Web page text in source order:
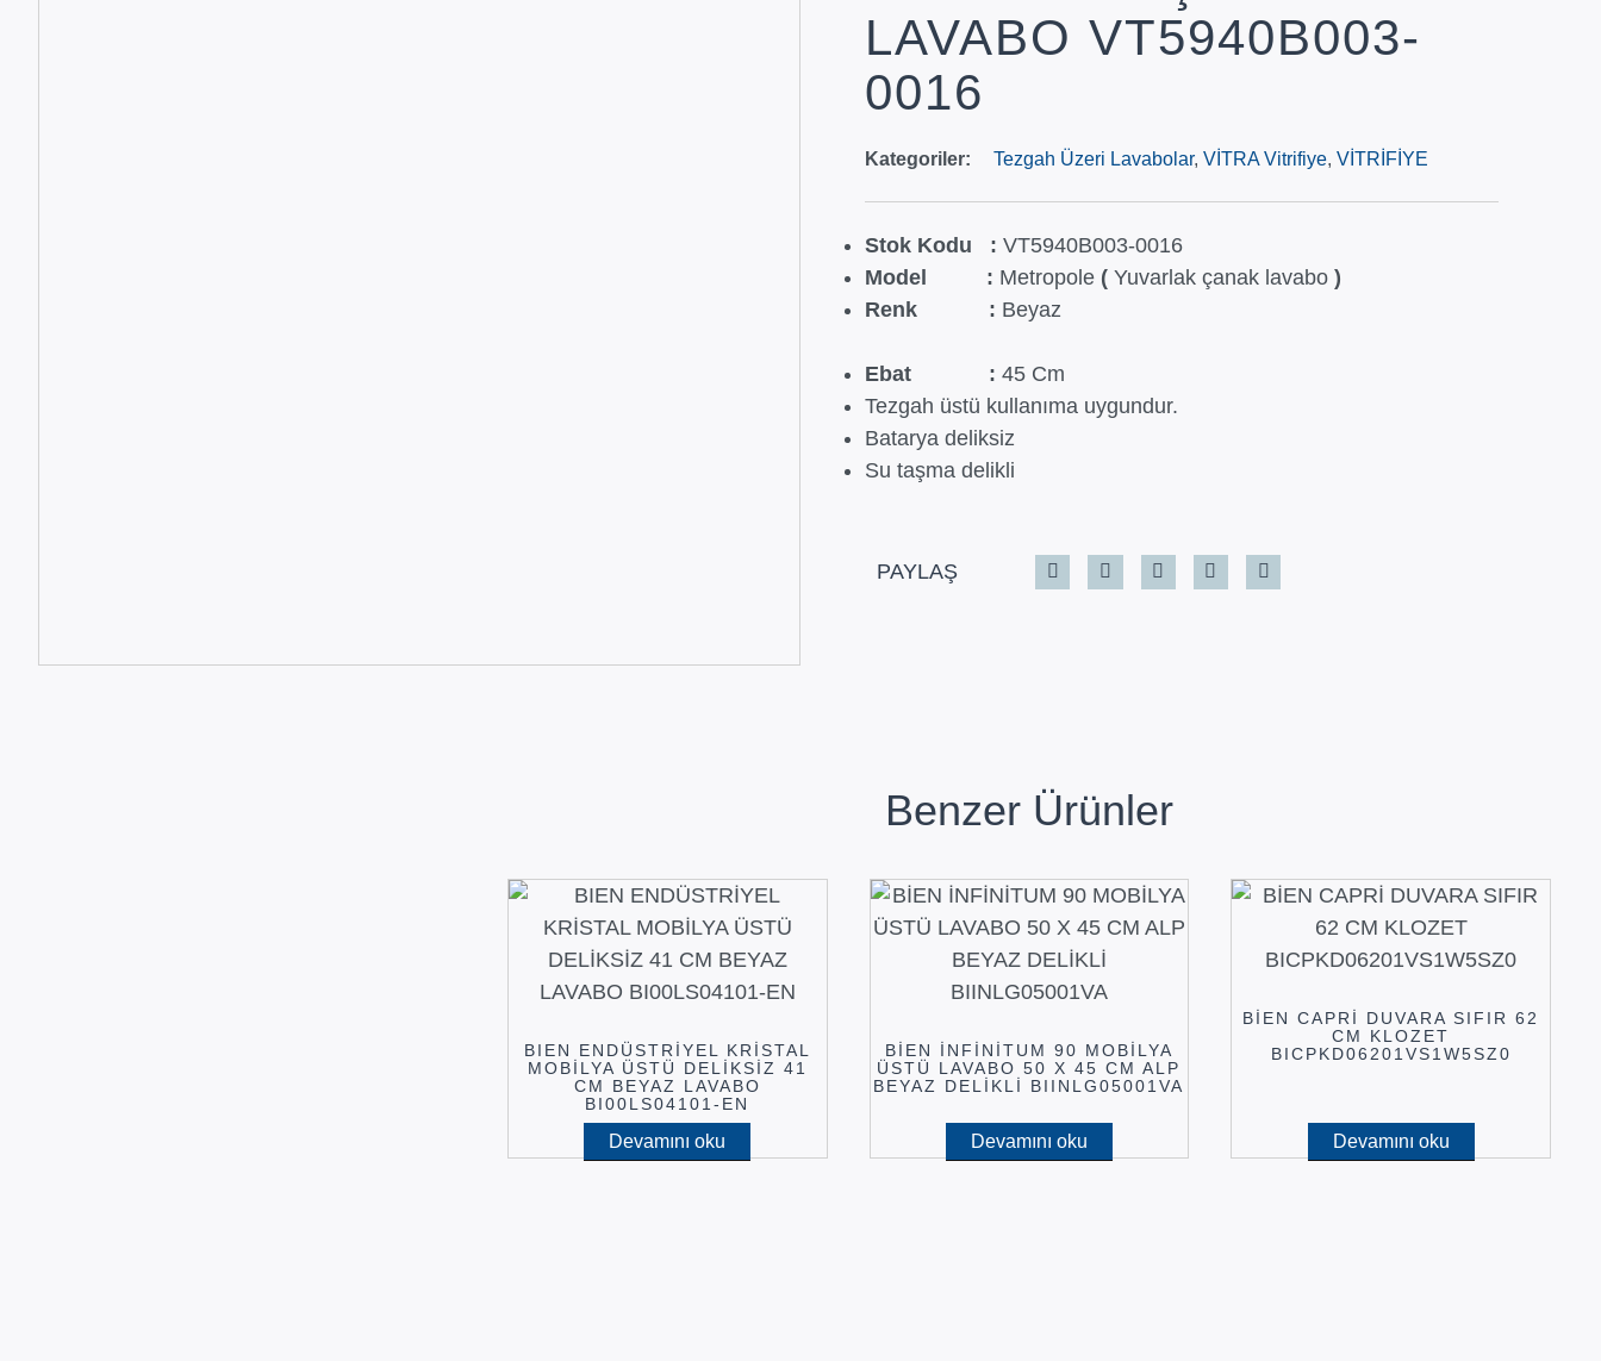
LAVABO VT5940B003-
0016
Kategoriler: Tezgah Üzeri Lavabolar, VİTRA Vitrifiye, VİTRİFİYE
Stok Kodu : VT5940B003-0016
Model : Metropole ( Yuvarlak çanak lavabo )
Renk : Beyaz
Ebat : 45 Cm
Tezgah üstü kullanıma uygundur.
Batarya deliksiz
Su taşma delikli
PAYLAŞ
Benzer Ürünler
BIEN ENDÜSTRİYEL KRİSTAL
MOBİLYA ÜSTÜ DELİKSİZ 41
CM BEYAZ LAVABO
BI00LS04101-EN
Devamını oku
BİEN İNFİNİTUM 90 MOBİLYA
ÜSTÜ LAVABO 50 X 45 CM ALP
BEYAZ DELİKLİ BIINLG05001VA
Devamını oku
BİEN CAPRİ DUVARA SIFIR 62
CM KLOZET
BICPKD06201VS1W5SZ0
Devamını oku